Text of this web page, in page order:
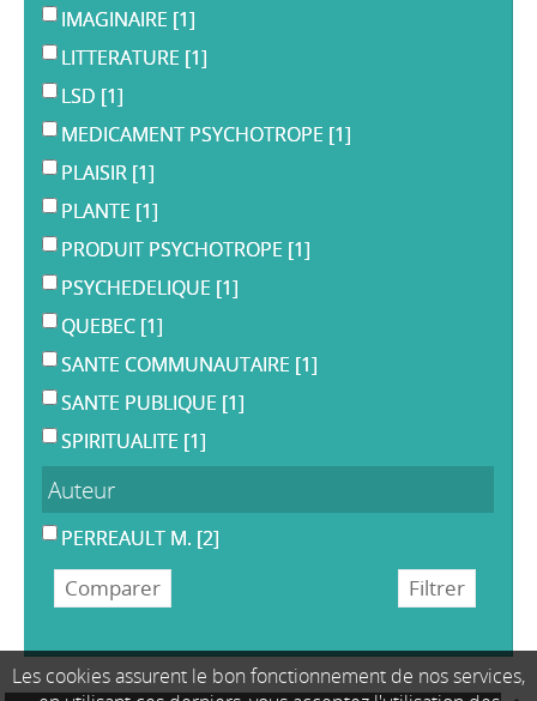
IMAGINAIRE [1]
LITTERATURE [1]
LSD [1]
MEDICAMENT PSYCHOTROPE [1]
PLAISIR [1]
PLANTE [1]
PRODUIT PSYCHOTROPE [1]
PSYCHEDELIQUE [1]
QUEBEC [1]
SANTE COMMUNAUTAIRE [1]
SANTE PUBLIQUE [1]
SPIRITUALITE [1]
Auteur
PERREAULT M. [2]
Les cookies assurent le bon fonctionnement de nos services,